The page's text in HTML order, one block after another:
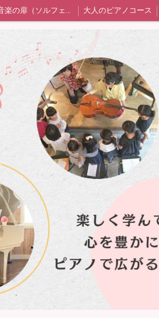
音楽の扉（ソルフェージュ）コース 大人のピアノコース